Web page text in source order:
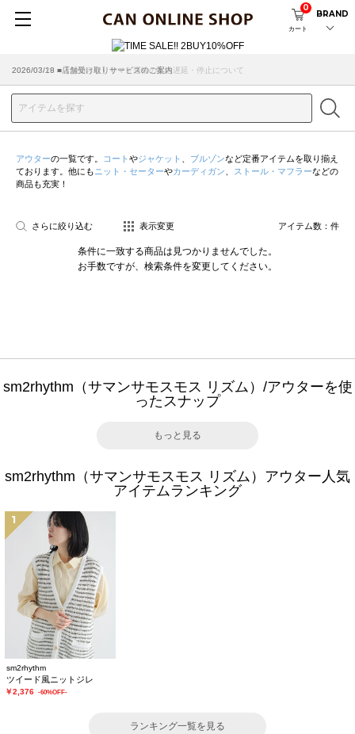
カート
0
BRAND
2026/07/29 ■【お知らせ】ヤマト運輸の配送遅延・停止について
2026/03/18 ■店舗受け取りサービスのご案内
アウターの一覧です。 コート やジャケット ブルゾンなど定番アイテムを取り揃え
ております。他にも ニット・セーターやカーディガン ストール・マフラーなどの
商品も充実！
さらに絞り込む 表示変更 アイテム数： 件
条件に一致する商品は見つかりませんでした。
お手数ですが、検索条件を変更してください。
sm2rhythm（サマンサモスモス リズム）/アウターを使
ったスナップ
もっと見る
sm2rhythm（サマンサモスモス リズム）アウター人気
アイテムランキング
1
sm2rhythm
ツイード風ニットジレ
￥2,376 -60%OFF-
ランキング一覧を見る